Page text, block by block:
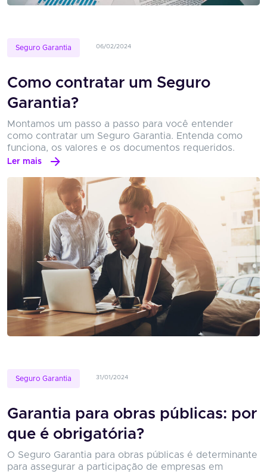
Seguro Garantia 06/02/2024
Como contratar um Seguro
Garantia?
Montamos um passo a passo para você entender
como contratar um Seguro Garantia. Entenda como
funciona, os valores e os documentos requeridos.
Ler mais
Seguro Garantia 31/01/2024
Garantia para obras públicas: por
que é obrigatória?
O Seguro Garantia para obras públicas é determinante
para assegurar a participação de empresas em